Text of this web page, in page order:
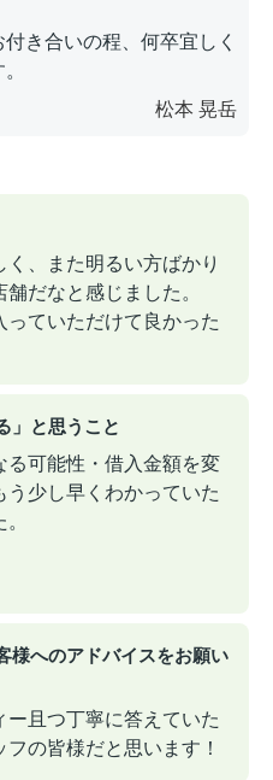
き合いの程、何卒宜しく
松本 晃岳
、また明るい方ばかり
だなと感じました。
ていただけて良かった
」と思うこと
可能性・借入金額を変
う少し早くわかっていた
様へのアドバイスをお願い
且つ丁寧に答えていた
の皆様だと思います！